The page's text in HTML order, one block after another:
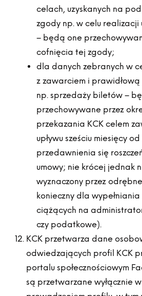
celach, uzyskanych na
zgody np. w celu realizacji
– będą one
cofnięcia tej zgody;
dla danych zebranych w
z zawarciem i
np. sprzedaży biletów –
przechowywane przez
przekazania KCK celem
upływu sześciu miesięcy od
przedawnienia się
umowy; nie krócej jednak
wyznaczony przez
konieczny dla
ciążących na
czy podatkowe).
KCK przetwarza dane
odwiedzających profil KCK
portalu społecznościowym
są przetwarzane wyłącznie